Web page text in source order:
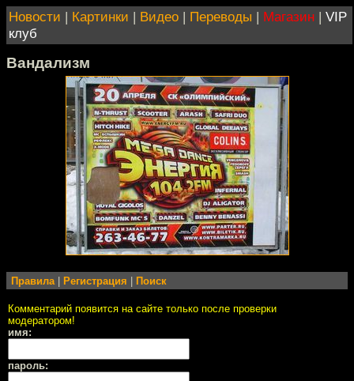
Новости | Картинки | Видео | Переводы | Магазин | VIP
клуб
Вандализм
Правила Регистрация Поиск
Комментарий появится на сайте только после проверки
модератором!
имя:
пароль: